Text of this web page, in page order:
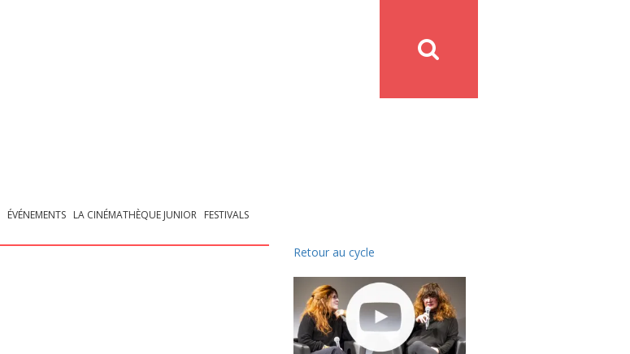
ÉVÉNEMENTS LA CINÉMATHÈQUE JUNIOR FESTIVALS
Retour au cycle